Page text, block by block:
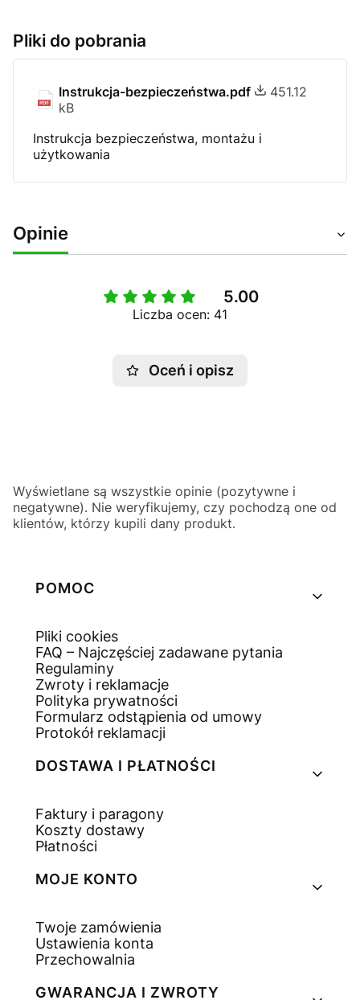
Pliki do pobrania
Instrukcja-bezpieczeństwa.pdf
451.12
kB
Instrukcja bezpieczeństwa, montażu i
użytkowania
Opinie
5.00
Liczba ocen: 41
Oceń i opisz
Wyświetlane są wszystkie opinie (pozytywne i
negatywne). Nie weryfikujemy, czy pochodzą one od
klientów, którzy kupili dany produkt.
Linki w stopce
POMOC
Pliki cookies
FAQ – Najczęściej zadawane pytania
Regulaminy
Zwroty i reklamacje
Polityka prywatności
Formularz odstąpienia od umowy
Protokół reklamacji
DOSTAWA I PŁATNOŚCI
Faktury i paragony
Koszty dostawy
Płatności
MOJE KONTO
Twoje zamówienia
Ustawienia konta
Przechowalnia
GWARANCJA I ZWROTY